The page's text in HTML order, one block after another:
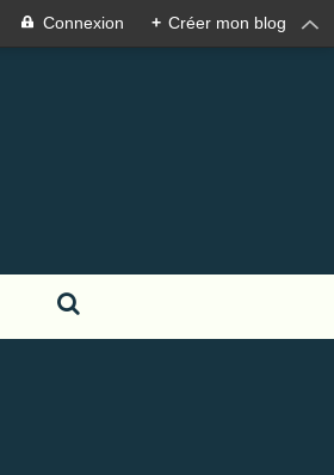
Connexion + Créer mon blog